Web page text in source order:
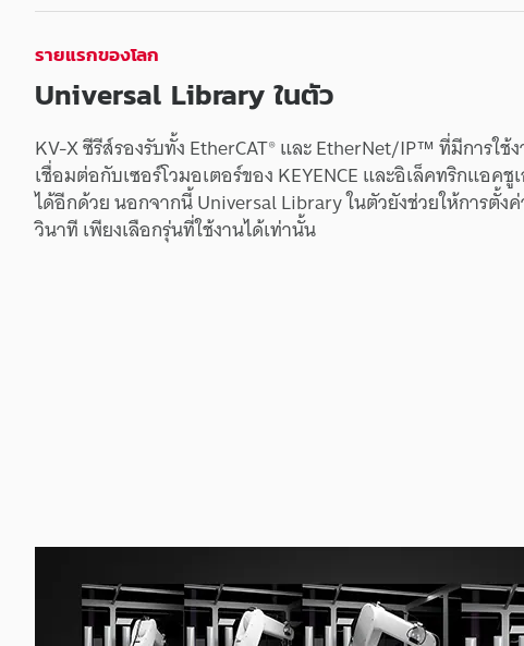
รายแรกของโลก
Universal Libraryในตัว
KV-Xซีรีส์รองรับทั้งEtherCAT®และEtherNet/IP™ที่มีการใช้
เชื่อมต่อกับเซอร์โวมอเตอร์ของKEYENCEและอิเล็คทริกแอคชู
ได้อีกด้วยนอกจากนี้Universal Libraryในตัวยังช่วยให้การตั้ง
วินาทีเพียงเลือกรุ่นที่ใช้งานได้เท่านั้น